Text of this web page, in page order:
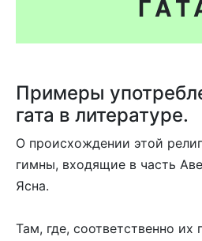
Примеры
гата в литературе.
О происхождении этой
гимны, входящие в часть
Ясна.
Там, где, соответственно их